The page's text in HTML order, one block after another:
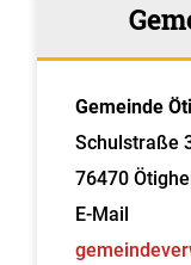
Gemeinde
Schulstraße
76470
E-Mail